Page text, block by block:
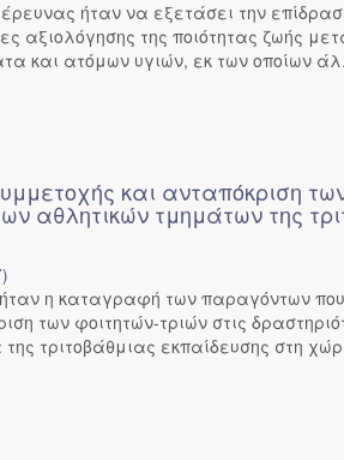
ήταν να εξετάσει την
αξιολόγησης της ποιότητας ζωής
και ατόμων υγιών, εκ των οποίων
και ανταπόκριση
αθλητικών τμημάτων της
)
η καταγραφή των παραγόντων που
των φοιτητών-τριών στις
τριτοβάθμιας εκπαίδευσης στη